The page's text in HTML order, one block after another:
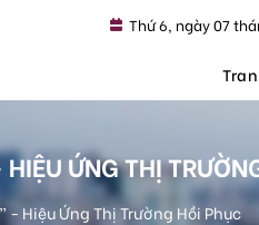
Thứ 6, ngày 07
ỨNG THỊ
Hiệu Ứng Thị Trường Hồi Phục